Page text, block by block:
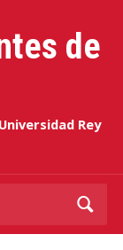
de
Rey